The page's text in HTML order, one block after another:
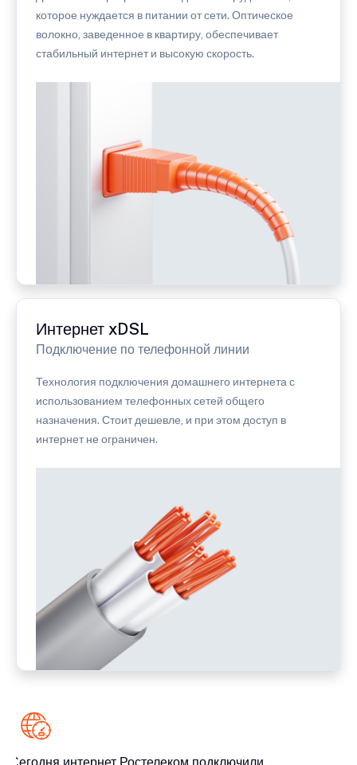
которое нуждается в питании от сети. Оптическое
волокно, заведенное в квартиру, обеспечивает
стабильный интернет и высокую скорость.
Интернет xDSL
Подключение по телефонной линии
Технология подключения домашнего интернета с
использованием телефонных сетей общего
назначения. Стоит дешевле, и при этом доступ в
интернет не ограничен.